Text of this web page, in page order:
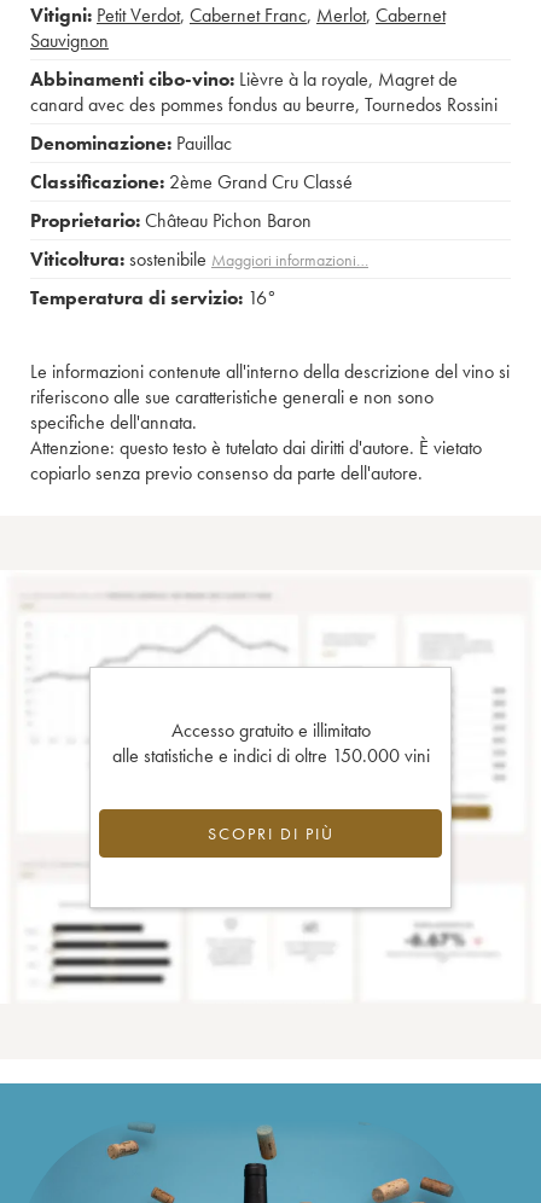
Vitigni: Petit Verdot, Cabernet Franc, Merlot, Cabernet
Sauvignon
Abbinamenti cibo-vino: Lièvre à la royale, Magret de
canard avec des pommes fondus au beurre, Tournedos Rossini
Denominazione: Pauillac
Classificazione: 2ème Grand Cru Classé
Proprietario:Château Pichon Baron
Viticoltura:sostenibile Maggiori informazioni…
Temperatura di servizio: 16°
Le informazioni contenute all'interno della descrizione del vino si
riferiscono alle sue caratteristiche generali e non sono
specifiche dell'annata.
Attenzione: questo testo è tutelato dai diritti d'autore. È vietato
copiarlo senza previo consenso da parte dell'autore.
Accesso gratuito e illimitato
alle statistiche e indici di oltre 150.000 vini
SCOPRI DI PIÙ